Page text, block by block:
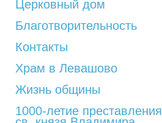
Церковный дом
Благотворительность
Контакты
Храм в Левашово
Жизнь общины
1000-летие преставления